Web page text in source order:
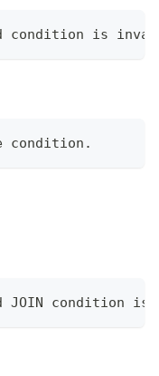
condition is
condition.
JOIN condition